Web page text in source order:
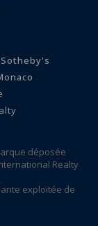
déposée
Realty
exploitée de